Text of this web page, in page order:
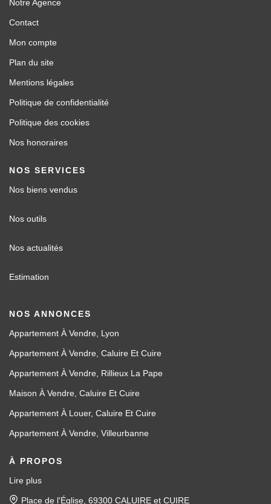
Notre Agence
Contact
Mon compte
Plan du site
Mentions légales
Politique de confidentialité
Politique des cookies
Nos honoraires
NOS SERVICES
Nos biens vendus
Nos outils
Nos actualités
Estimation
NOS ANNONCES
Appartement À Vendre, Lyon
Appartement À Vendre, Caluire Et Cuire
Appartement À Vendre, Rillieux La Pape
Maison À Vendre, Caluire Et Cuire
Appartement À Louer, Caluire Et Cuire
Appartement À Vendre, Villeurbanne
À PROPOS
Lire plus
Place de l'Église, 69300 CALUIRE et CUIRE